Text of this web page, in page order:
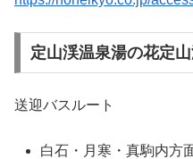
定山渓温泉湯の花定
送迎バスルート
白石・月寒・真駒内方